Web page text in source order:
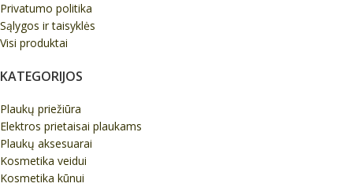
Privatumo politika
Sąlygos ir taisyklės
Visi produktai
KATEGORIJOS
Plaukų priežiūra
Elektros prietaisai plaukams
Plaukų aksesuarai
Kosmetika veidui
Kosmetika kūnui